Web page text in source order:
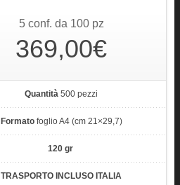
5 conf. da 100 pz
369,00€
Quantità 500 pezzi
Formatofoglio A4 (cm 21×29,7)
120 gr
TRASPORTO INCLUSO ITALIA